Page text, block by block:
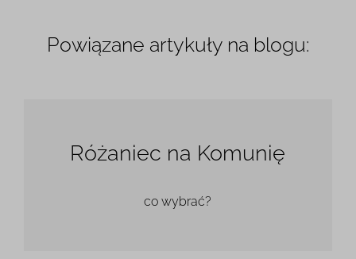
Powiązane artykuły na blogu:
Różaniec na Komunię
co wybrać?